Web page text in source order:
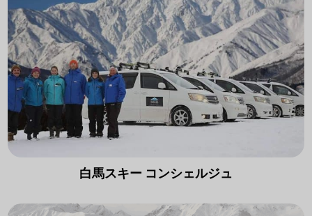
白馬スキー コンシェルジュ